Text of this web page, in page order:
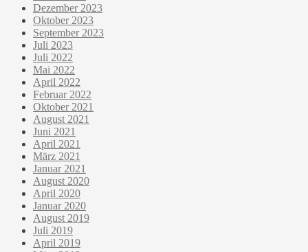
Dezember 2023
Oktober 2023
September 2023
Juli 2023
Juli 2022
Mai 2022
April 2022
Februar 2022
Oktober 2021
August 2021
Juni 2021
April 2021
März 2021
Januar 2021
August 2020
April 2020
Januar 2020
August 2019
Juli 2019
April 2019